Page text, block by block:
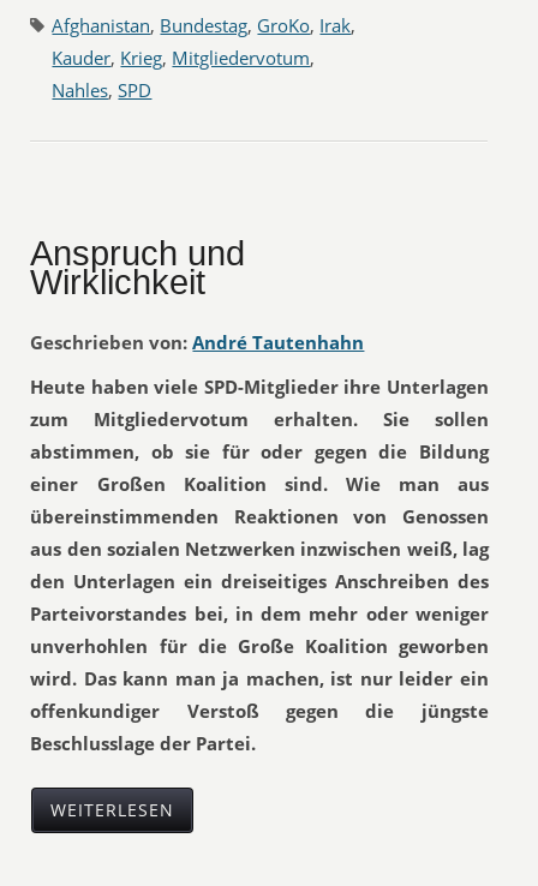
Afghanistan, Bundestag, GroKo, Irak,
Kauder, Krieg, Mitgliedervotum,
Nahles,SPD
Anspruch und
Wirklichkeit
Geschrieben von: André Tautenhahn
Heute haben viele SPD-Mitglieder ihre Unterlagen
zum Mitgliedervotum erhalten. Sie sollen
abstimmen, ob sie für oder gegen die Bildung
einer Großen Koalition sind. Wie man aus
übereinstimmenden Reaktionen von Genossen
aus den sozialen Netzwerken inzwischen weiß, lag
den Unterlagen ein dreiseitiges Anschreiben des
Parteivorstandes bei, in dem mehr oder weniger
unverhohlen für die Große Koalition geworben
wird. Das kann man ja machen, ist nur leider ein
offenkundiger Verstoß gegen die jüngste
Beschlusslage der Partei.
WEITERLESEN